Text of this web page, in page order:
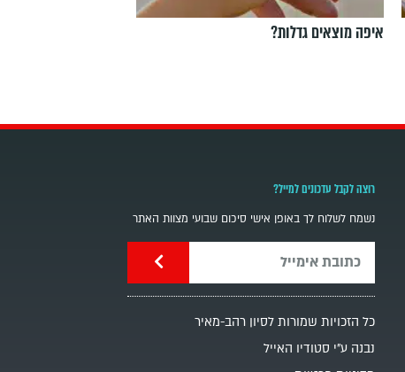
איפה מוצאים גדלות?
רוצה לקבל עדכונים למייל?
נשמח לשלוח לך באופן אישי סיכום שבועי מצוות האתר
כל הזכויות שמורות לסיון רהב-מאיר
נבנה ע"י סטודיו האייל